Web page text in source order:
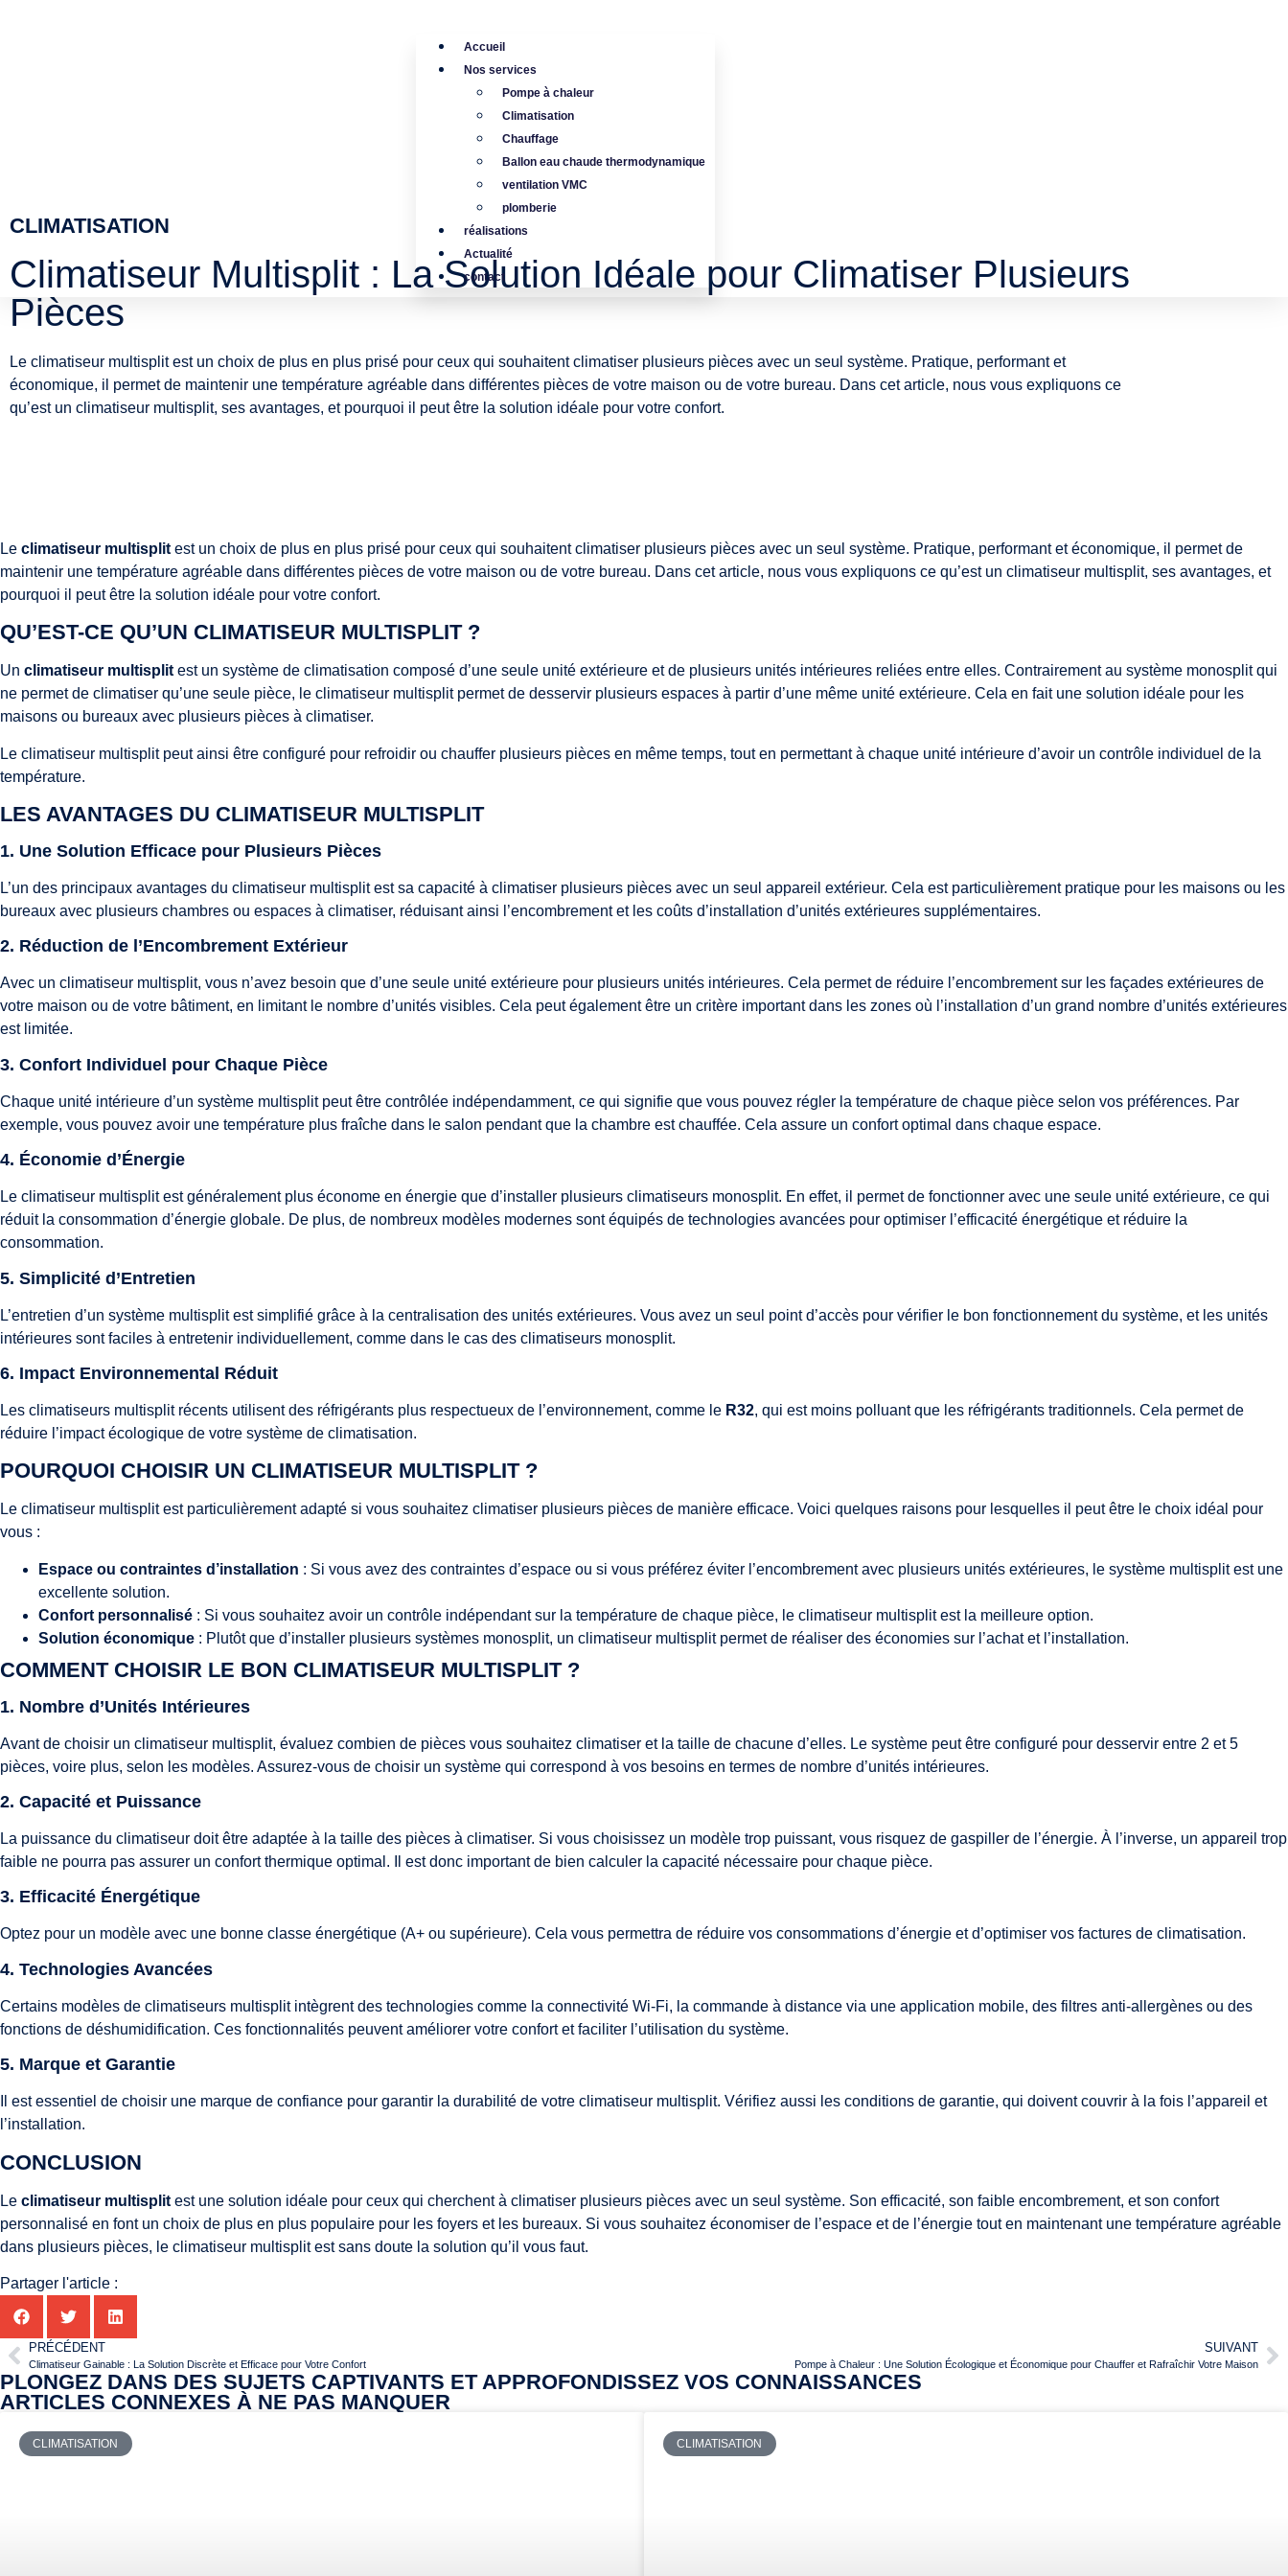
Accueil
Nos services
Pompe à chaleur
Climatisation
Chauffage
Ballon eau chaude thermodynamique
ventilation VMC
plomberie
réalisations
Actualité
contact
CLIMATISATION
Climatiseur Multisplit : La Solution Idéale pour Climatiser Plusieurs
Pièces
Le climatiseur multisplit est un choix de plus en plus prisé pour ceux qui souhaitent climatiser plusieurs pièces avec un seul système. Pratique, performant et
économique, il permet de maintenir une température agréable dans différentes pièces de votre maison ou de votre bureau. Dans cet article, nous vous expliquons ce
qu’est un climatiseur multisplit, ses avantages, et pourquoi il peut être la solution idéale pour votre confort.
Le climatiseur multisplit est un choix de plus en plus prisé pour ceux qui souhaitent climatiser plusieurs pièces avec un seul système. Pratique, performant et économique, il permet de
maintenir une température agréable dans différentes pièces de votre maison ou de votre bureau. Dans cet article, nous vous expliquons ce qu’est un climatiseur multisplit, ses avantages, et
pourquoi il peut être la solution idéale pour votre confort.
QU’EST-CE QU’UN CLIMATISEUR MULTISPLIT ?
Un climatiseur multisplit est un système de climatisation composé d’une seule unité extérieure et de plusieurs unités intérieures reliées entre elles. Contrairement au système monosplit qui
ne permet de climatiser qu’une seule pièce, le climatiseur multisplit permet de desservir plusieurs espaces à partir d’une même unité extérieure. Cela en fait une solution idéale pour les
maisons ou bureaux avec plusieurs pièces à climatiser.
Le climatiseur multisplit peut ainsi être configuré pour refroidir ou chauffer plusieurs pièces en même temps, tout en permettant à chaque unité intérieure d’avoir un contrôle individuel de la
température.
LES AVANTAGES DU CLIMATISEUR MULTISPLIT
1. Une Solution Efficace pour Plusieurs Pièces
L’un des principaux avantages du climatiseur multisplit est sa capacité à climatiser plusieurs pièces avec un seul appareil extérieur. Cela est particulièrement pratique pour les maisons ou les
bureaux avec plusieurs chambres ou espaces à climatiser, réduisant ainsi l’encombrement et les coûts d’installation d’unités extérieures supplémentaires.
2. Réduction de l’Encombrement Extérieur
Avec un climatiseur multisplit, vous n’avez besoin que d’une seule unité extérieure pour plusieurs unités intérieures. Cela permet de réduire l’encombrement sur les façades extérieures de
votre maison ou de votre bâtiment, en limitant le nombre d’unités visibles. Cela peut également être un critère important dans les zones où l’installation d’un grand nombre d’unités extérieures
est limitée.
3. Confort Individuel pour Chaque Pièce
Chaque unité intérieure d’un système multisplit peut être contrôlée indépendamment, ce qui signifie que vous pouvez régler la température de chaque pièce selon vos préférences. Par
exemple, vous pouvez avoir une température plus fraîche dans le salon pendant que la chambre est chauffée. Cela assure un confort optimal dans chaque espace.
4. Économie d’Énergie
Le climatiseur multisplit est généralement plus économe en énergie que d’installer plusieurs climatiseurs monosplit. En effet, il permet de fonctionner avec une seule unité extérieure, ce qui
réduit la consommation d’énergie globale. De plus, de nombreux modèles modernes sont équipés de technologies avancées pour optimiser l’efficacité énergétique et réduire la
consommation.
5. Simplicité d’Entretien
L’entretien d’un système multisplit est simplifié grâce à la centralisation des unités extérieures. Vous avez un seul point d’accès pour vérifier le bon fonctionnement du système, et les unités
intérieures sont faciles à entretenir individuellement, comme dans le cas des climatiseurs monosplit.
6. Impact Environnemental Réduit
Les climatiseurs multisplit récents utilisent des réfrigérants plus respectueux de l’environnement, comme le R32, qui est moins polluant que les réfrigérants traditionnels. Cela permet de
réduire l’impact écologique de votre système de climatisation.
POURQUOI CHOISIR UN CLIMATISEUR MULTISPLIT ?
Le climatiseur multisplit est particulièrement adapté si vous souhaitez climatiser plusieurs pièces de manière efficace. Voici quelques raisons pour lesquelles il peut être le choix idéal pour
vous :
Espace ou contraintes d’installation : Si vous avez des contraintes d’espace ou si vous préférez éviter l’encombrement avec plusieurs unités extérieures, le système multisplit est une
excellente solution.
Confort personnalisé : Si vous souhaitez avoir un contrôle indépendant sur la température de chaque pièce, le climatiseur multisplit est la meilleure option.
Solution économique : Plutôt que d’installer plusieurs systèmes monosplit, un climatiseur multisplit permet de réaliser des économies sur l’achat et l’installation.
COMMENT CHOISIR LE BON CLIMATISEUR MULTISPLIT ?
1. Nombre d’Unités Intérieures
Avant de choisir un climatiseur multisplit, évaluez combien de pièces vous souhaitez climatiser et la taille de chacune d’elles. Le système peut être configuré pour desservir entre 2 et 5
pièces, voire plus, selon les modèles. Assurez-vous de choisir un système qui correspond à vos besoins en termes de nombre d’unités intérieures.
2. Capacité et Puissance
La puissance du climatiseur doit être adaptée à la taille des pièces à climatiser. Si vous choisissez un modèle trop puissant, vous risquez de gaspiller de l’énergie. À l’inverse, un appareil trop
faible ne pourra pas assurer un confort thermique optimal. Il est donc important de bien calculer la capacité nécessaire pour chaque pièce.
3. Efficacité Énergétique
Optez pour un modèle avec une bonne classe énergétique (A+ ou supérieure). Cela vous permettra de réduire vos consommations d’énergie et d’optimiser vos factures de climatisation.
4. Technologies Avancées
Certains modèles de climatiseurs multisplit intègrent des technologies comme la connectivité Wi-Fi, la commande à distance via une application mobile, des filtres anti-allergènes ou des
fonctions de déshumidification. Ces fonctionnalités peuvent améliorer votre confort et faciliter l’utilisation du système.
5. Marque et Garantie
Il est essentiel de choisir une marque de confiance pour garantir la durabilité de votre climatiseur multisplit. Vérifiez aussi les conditions de garantie, qui doivent couvrir à la fois l’appareil et
l’installation.
CONCLUSION
Le climatiseur multisplit est une solution idéale pour ceux qui cherchent à climatiser plusieurs pièces avec un seul système. Son efficacité, son faible encombrement, et son confort
personnalisé en font un choix de plus en plus populaire pour les foyers et les bureaux. Si vous souhaitez économiser de l’espace et de l’énergie tout en maintenant une température agréable
dans plusieurs pièces, le climatiseur multisplit est sans doute la solution qu’il vous faut.
Partager l'article :
PRÉCÉDENT
Climatiseur Gainable : La Solution Discrète et Efficace pour Votre Confort
SUIVANT
Pompe à Chaleur : Une Solution Écologique et Économique pour Chauffer et Rafraîchir Votre Maison
PLONGEZ DANS DES SUJETS CAPTIVANTS ET APPROFONDISSEZ VOS CONNAISSANCES
ARTICLES CONNEXES À NE PAS MANQUER
CLIMATISATION CLIMATISATION